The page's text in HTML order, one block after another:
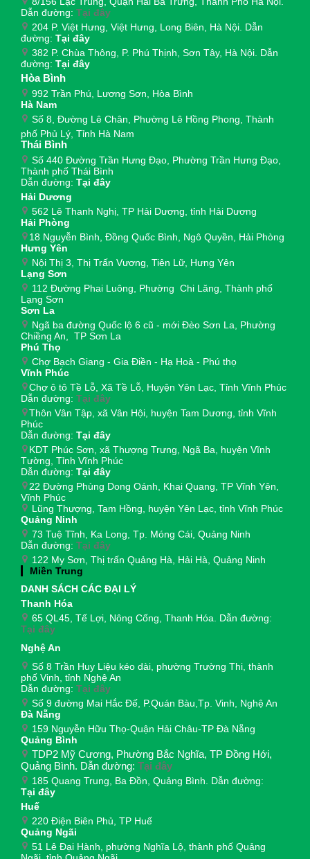
Dẫn đường: Tại đây
204 P. Việt Hưng, Việt Hưng, Long Biên, Hà Nội. Dẫn
đường: Tại đây
382 P. Chùa Thông, P. Phú Thịnh, Sơn Tây, Hà Nội. Dẫn
đường: Tại đây
Hòa Bình
992 Trần Phú, Lương Sơn, Hòa Bình
Hà Nam
Số 8, Đường Lê Chân, Phường Lê Hồng Phong, Thành
phố Phủ Lý, Tỉnh Hà Nam
Thái Bình
Số 440 Đường Trần Hưng Đạo, Phường Trần Hưng Đạo,
Thành phố Thái Bình
Dẫn đường: Tại đây
Hải Dương
562 Lê Thanh Nghị, TP Hải Dương, tỉnh Hải Dương
Hải Phòng
18 Nguyễn Bình, Đồng Quốc Bình, Ngô Quyền, Hải Phòng
Hưng Yên
Nội Thị 3, Thị Trấn Vương, Tiên Lữ, Hưng Yên
Lạng Sơn
112 Đường Phai Luông, Phường Chi Lăng, Thành phố
Lạng Sơn
Sơn La
Ngã ba đường Quốc lộ 6 cũ - mới Đèo Sơn La, Phường
Chiềng An, TP Sơn La
Phú Thọ
Chợ Bạch Giang - Gia Điền - Hạ Hoà - Phú thọ
Vĩnh Phúc
Chợ ô tô Tề Lỗ, Xã Tề Lỗ, Huyện Yên Lạc, Tỉnh Vĩnh Phúc
Dẫn đường: Tại đây
Thôn Vân Tập, xã Vân Hội, huyện Tam Dương, tỉnh Vĩnh
Phúc
Dẫn đường: Tại đây
KDT Phúc Sơn, xã Thượng Trưng, Ngã Ba, huyện Vĩnh
Tường, Tỉnh Vĩnh Phúc
Dẫn đường: Tại đây
22 Đường Phùng Dong Oánh, Khai Quang, TP Vĩnh Yên,
Vĩnh Phúc
Lũng Thượng, Tam Hồng, huyện Yên Lạc, tỉnh Vĩnh Phúc
Quảng Ninh
73 Tuệ Tĩnh, Ka Long, Tp. Móng Cái, Quảng Ninh
Dẫn đường: Tại đây
122 My Sơn, Thị trấn Quảng Hà, Hải Hà, Quảng Ninh
Miền Trung
DANH SÁCH CÁC ĐẠI LÝ
Thanh Hóa
65 QL45, Tế Lợi, Nông Cống, Thanh Hóa. Dẫn đường:
Tại đây
Nghệ An
Số 8 Trần Huy Liệu kéo dài, phường Trường Thi, thành
phố Vinh, tỉnh Nghệ An
Dẫn đường: Tại đây
Số 9 đường Mai Hắc Đế, P.Quán Bàu,Tp. Vinh, Nghệ An
Đà Nẵng
159 Nguyễn Hữu Thọ-Quận Hải Châu-TP Đà Nẵng
Quảng Bình
TDP2 Mỹ Cương, Phường Bắc Nghĩa, TP Đồng Hới,
Quảng Bình. Dẫn đường: Tại đây
185 Quang Trung, Ba Đồn, Quảng Bình. Dẫn đường:
Tại đây
Huế
220 Điện Biên Phủ, TP Huế
Quảng Ngãi
51 Lê Đại Hành, phường Nghĩa Lộ, thành phố Quảng